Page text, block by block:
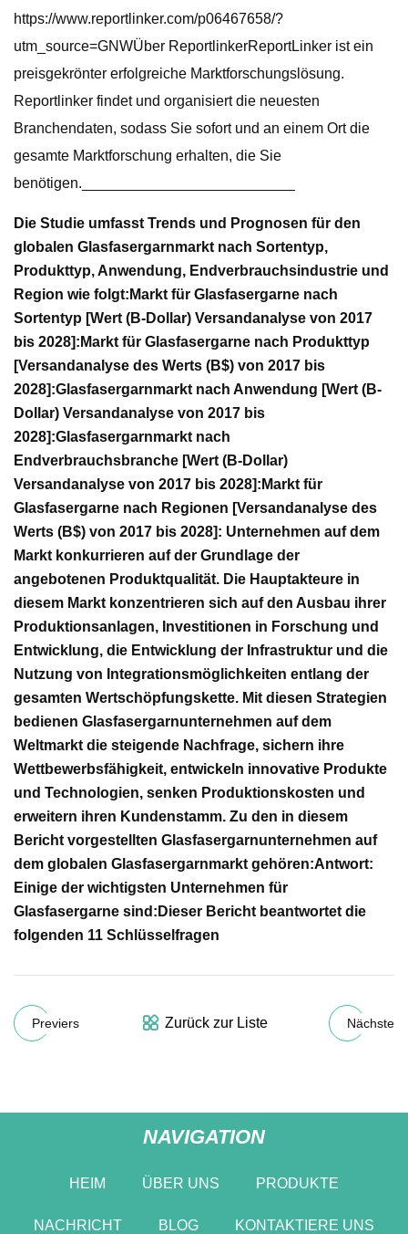
https://www.reportlinker.com/p06467658/?
utm_source=GNWÜber ReportlinkerReportLinker ist ein
preisgekrönter erfolgreiche Marktforschungslösung.
Reportlinker findet und organisiert die neuesten
Branchendaten, sodass Sie sofort und an einem Ort die
gesamte Marktforschung erhalten, die Sie
benötigen.__________________________
Die Studie umfasst Trends und Prognosen für den
globalen Glasfasergarnmarkt nach Sortentyp,
Produkttyp, Anwendung, Endverbrauchsindustrie und
Region wie folgt: Markt für Glasfasergarne nach
Sortentyp [Wert (B-Dollar) Versandanalyse von 2017
bis 2028]: Markt für Glasfasergarne nach Produkttyp
[Versandanalyse des Werts (B$) von 2017 bis
2028]:Glasfasergarnmarkt nach Anwendung [Wert (B-
Dollar) Versandanalyse von 2017 bis
2028]:Glasfasergarnmarkt nach
Endverbrauchsbranche [Wert (B-Dollar)
Versandanalyse von 2017 bis 2028]: Markt für
Glasfasergarne nach Regionen [Versandanalyse des
Werts (B$) von 2017 bis 2028]: Unternehmen auf dem
Markt konkurrieren auf der Grundlage der
angebotenen Produktqualität. Die Hauptakteure in
diesem Markt konzentrieren sich auf den Ausbau ihrer
Produktionsanlagen, Investitionen in Forschung und
Entwicklung, die Entwicklung der Infrastruktur und die
Nutzung von Integrationsmöglichkeiten entlang der
gesamten Wertschöpfungskette. Mit diesen Strategien
bedienen Glasfasergarnunternehmen auf dem
Weltmarkt die steigende Nachfrage, sichern ihre
Wettbewerbsfähigkeit, entwickeln innovative Produkte
und Technologien, senken Produktionskosten und
erweitern ihren Kundenstamm. Zu den in diesem
Bericht vorgestellten Glasfasergarnunternehmen auf
dem globalen Glasfasergarnmarkt gehören:Antwort:
Einige der wichtigsten Unternehmen für
Glasfasergarne sind: Dieser Bericht beantwortet die
folgenden 11 Schlüsselfragen
Previers Zurück zur Liste Nächste
NAVIGATION
HEIM ÜBER UNS PRODUKTE
NACHRICHT BLOG KONTAKTIERE UNS